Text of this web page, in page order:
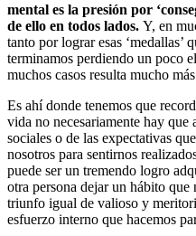
mental es la presión por
de ello en todos lados. Y, en
tanto por lograr esas ‘medallas’
terminamos perdiendo un poco
muchos casos resulta mucho
Es ahí donde tenemos que
vida no necesariamente hay que
sociales o de las expectativas
nosotros para sentirnos
puede ser un tremendo logro
otra persona dejar un hábito que
triunfo igual de valioso y
esfuerzo interno que hacemos